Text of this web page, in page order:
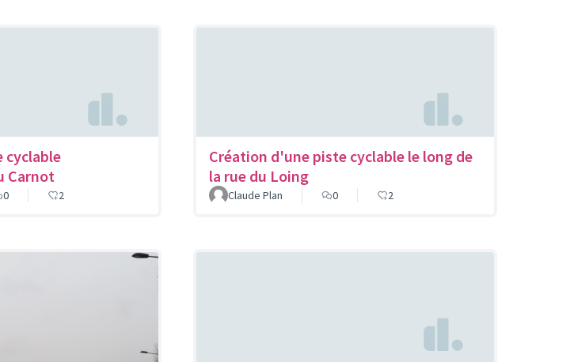
cyclable
Carnot
0 2
Création d'une piste cyclable le long de
la rue du Loing
Claude Plan 0 2